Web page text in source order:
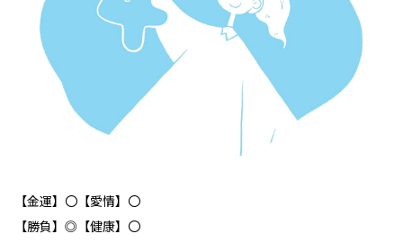
【金運】〇【愛情】〇
【勝負】◎【健康】〇